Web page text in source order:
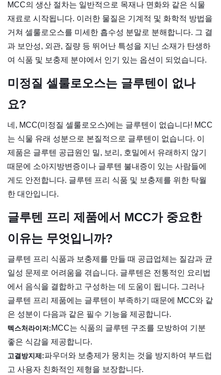
MCC의 생산 절차는 일반적으로 목재나 면화와 같은 식물
재료로 시작됩니다. 이러한 물질은 기계적 및 화학적 방법을
거쳐 셀룰로오스를 미세한 흡수성 분말로 분해합니다. 그 결
과 보안성, 외관, 질량 등 뛰어난 특성을 지닌 소재가 탄생하
여 식품 및 보충제 분야에서 인기 있는 옵션이 되었습니다.
미정질 셀룰로오스는 글루텐이 없나
요?
네, MCC(미정질 셀룰로오스)에는 글루텐이 없습니다! MCC
는 식물 유래 성분으로 본질적으로 글루텐이 없습니다. 이
제품은 글루텐 공급원인 밀, 보리, 호밀에서 유래하지 않기
때문에 소아지방변증이나 글루텐 불내증이 있는 사람들에
게도 안전합니다. 글루텐 프리 식품 및 보충제를 위한 탁월
한 대안입니다.
글루텐 프리 제품에서 MCC가 중요한
이유는 무엇입니까?
글루텐 프리 식품과 보충제를 만들 때 공급업체는 질감과 균
일성 문제로 어려움을 겪습니다. 글루텐은 전통적인 요리법
에서 음식을 결합하고 구성하는 데 도움이 됩니다. 그러나
글루텐 프리 제품에는 글루텐이 부족하기 때문에 MCC와 같
은 성분이 다음과 같은 필수 기능을 제공합니다.
텍스처라이저:MCC는 식품의 글루텐 구조를 모방하여 기분
좋은 식감을 제공합니다.
고결방지제:파우더와 보충제가 뭉치는 것을 방지하여 부드럽
고 사용자 친화적인 제형을 보장합니다.